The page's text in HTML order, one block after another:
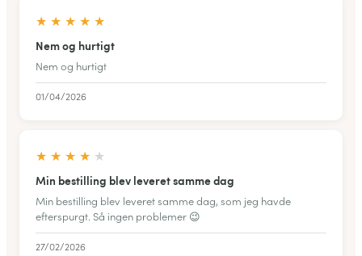
★ ★ ★ ★ ★
Nem og hurtigt
Nem og hurtigt
01/04/2026
★ ★ ★ ★ ★
Min bestilling blev leveret samme dag
Min bestilling blev leveret samme dag, som jeg havde
efterspurgt. Så ingen problemer 😉
27/02/2026